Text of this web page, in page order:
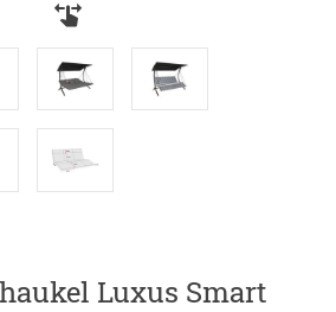
Luxus Smart